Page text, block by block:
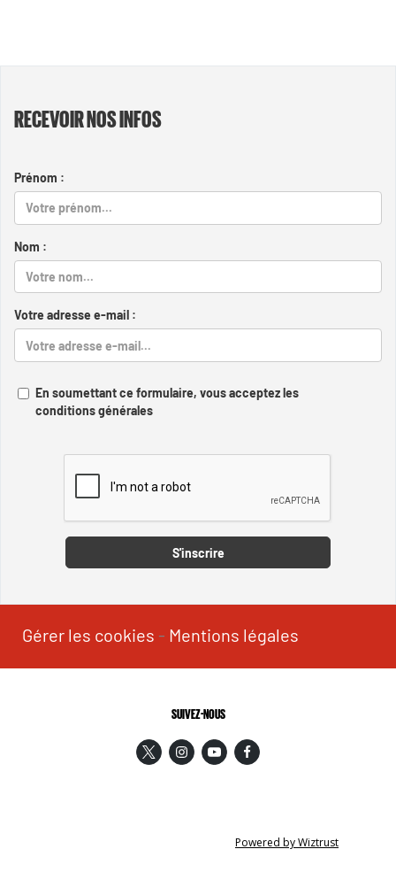
RECEVOIR NOS INFOS
Prénom :
Nom :
Votre adresse e-mail :
En soumettant ce formulaire, vous acceptez les
conditions générales
S'inscrire
Gérer les cookies - Mentions légales
SUIVEZ-NOUS
Powered by Wiztrust